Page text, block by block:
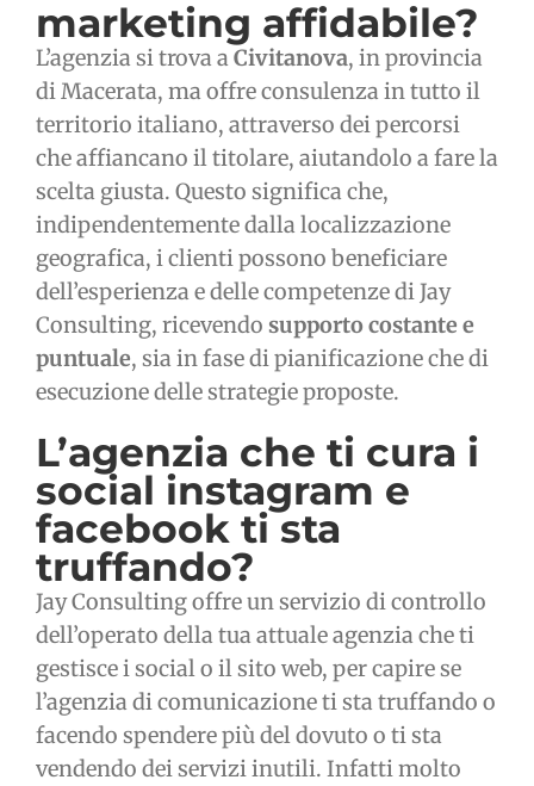
marketing affidabile?
L’agenzia si trova aCivitanova, in provincia
di Macerata, ma offre consulenza in tutto il
territorio italiano, attraverso dei percorsi
che affiancano il titolare, aiutandolo a fare la
scelta giusta. Questo significa che,
indipendentemente dalla localizzazione
geografica, i clienti possono beneficiare
dell’esperienza e delle competenze di Jay
Consulting, ricevendo supporto costante e
puntuale, sia in fase di pianificazione che di
esecuzione delle strategie proposte.
L’agenzia che ti cura i
social instagram e
facebook ti sta
truffando?
Jay Consulting offre un servizio di controllo
dell’operato della tua attuale agenzia che ti
gestisce i social o il sito web, per capire se
l’agenzia di comunicazione ti sta truffando o
facendo spendere più del dovuto o ti sta
vendendo dei servizi inutili. Infatti molto